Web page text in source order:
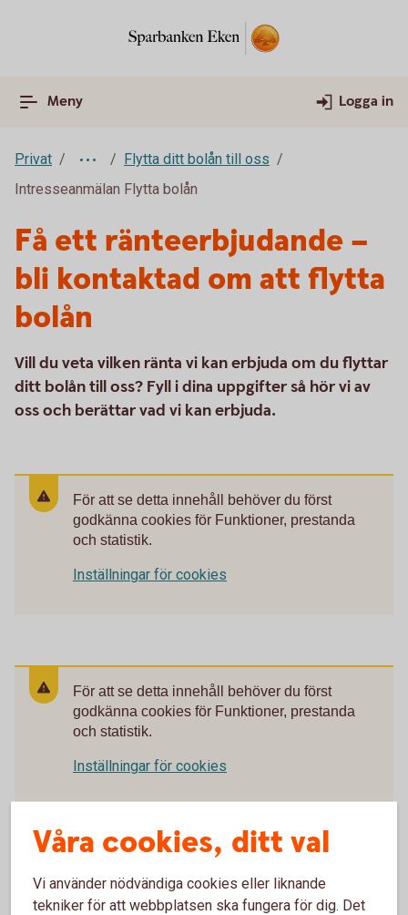
Meny Logga in
Privat
Flytta ditt bolån till oss
Intresseanmälan Flytta bolån
Få ett ränteerbjudande –
bli kontaktad om att flytta
bolån
Vill du veta vilken ränta vi kan erbjuda om du flyttar
ditt bolån till oss? Fyll i dina uppgifter så hör vi av
oss och berättar vad vi kan erbjuda.
För att se detta innehåll behöver du först
godkänna cookies för Funktioner, prestanda
och statistik.
Inställningar för cookies
För att se detta innehåll behöver du först
godkänna cookies för Funktioner, prestanda
och statistik.
Inställningar för cookies
Våra cookies, ditt val
Vi använder nödvändiga cookies eller liknande
tekniker för att webbplatsen ska fungera för dig. Det